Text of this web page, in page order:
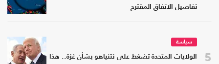
تفاصيل الاتفاق المقترح
5
سياسة
الولايات المتحدة تضغط على نتنياهو بشأن غزة.. هذا